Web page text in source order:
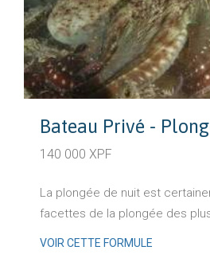
Bateau Privé -
140 000 XPF
La plongée de nuit est
facettes de la plongée des
VOIR CETTE FORMULE